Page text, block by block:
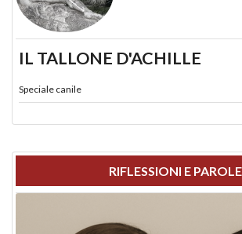
IL TALLONE D'ACHILLE
Speciale canile
RIFLESSIONI E PAROLE